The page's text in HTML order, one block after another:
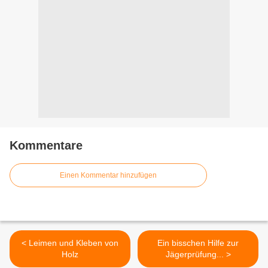
Kommentare
Einen Kommentar hinzufügen
< Leimen und Kleben von
Holz
Ein bisschen Hilfe zur
Jägerprüfung... >